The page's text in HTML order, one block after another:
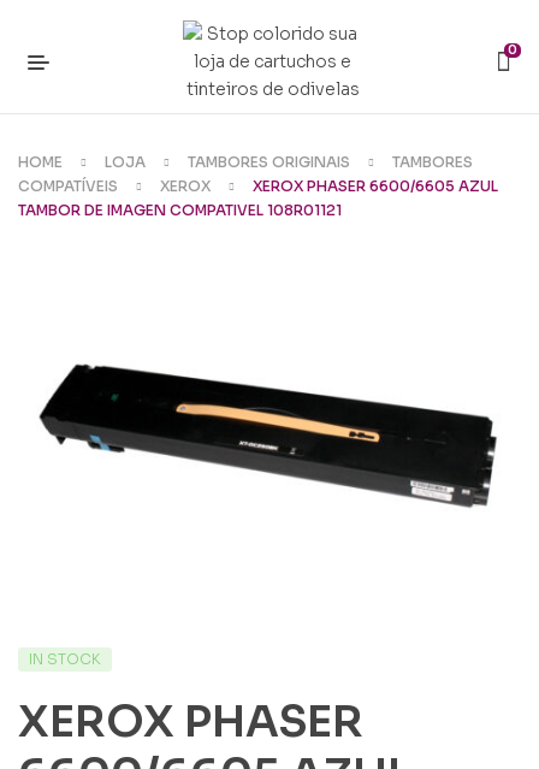
0
HOME LOJA TAMBORES ORIGINAIS
TAMBORES
COMPATÍVEIS
XEROX
XEROX PHASER 6600/6605 AZUL
TAMBOR DE IMAGEN COMPATIVEL 108R01121
IN STOCK
XEROX PHASER